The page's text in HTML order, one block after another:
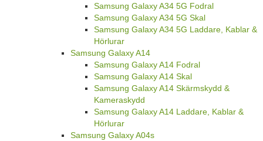
Samsung Galaxy A34 5G Fodral
Samsung Galaxy A34 5G Skal
Samsung Galaxy A34 5G Laddare, Kablar &
Hörlurar
Samsung Galaxy A14
Samsung Galaxy A14 Fodral
Samsung Galaxy A14 Skal
Samsung Galaxy A14 Skärmskydd &
Kameraskydd
Samsung Galaxy A14 Laddare, Kablar &
Hörlurar
Samsung Galaxy A04s